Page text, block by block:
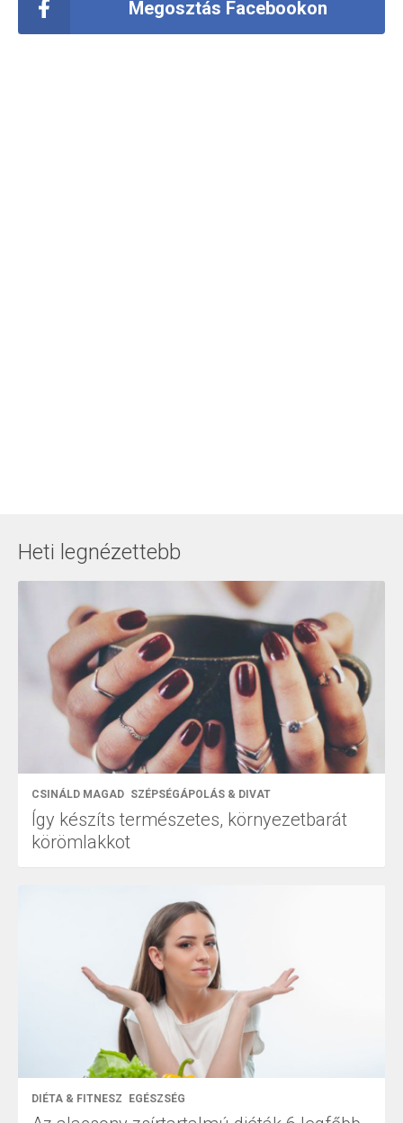
Megosztás Facebookon
Heti legnézettebb
CSINÁLD MAGAD SZÉPSÉGÁPOLÁS & DIVAT
Így készíts természetes, környezetbarát
körömlakkot
DIÉTA & FITNESZ EGÉSZSÉG